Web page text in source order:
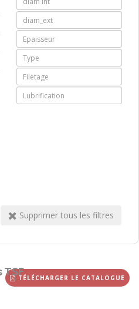
Supprimer tous les filtres
TSFTÉLÉCHARGER LE CATALOGUE